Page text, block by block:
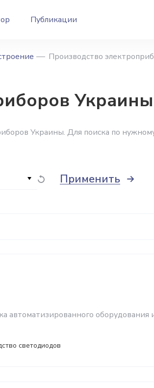
Публикации
Производство
Украины
Украины. Для поиска по
Применить
автоматизированного оборудования
светодиодов